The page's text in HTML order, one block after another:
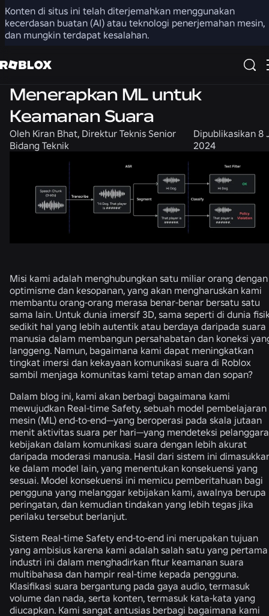
Konten di situs ini telah diterjemahkan menggunakan
kecerdasan buatan (AI) atau teknologi penerjemahan mesin,
dan mungkin terdapat kesalahan.
Bagikan
Menerapkan ML untuk
Keamanan Suara
Oleh Kiran Bhat, Direktur Teknis Senior
Bidang Teknik
Dipublikasikan 8
2024
Misi kami adalah menghubungkan satu miliar orang dengan
optimisme dan kesopanan, yang akan mengharuskan kami
membantu orang-orang merasa benar-benar bersatu satu
sama lain. Untuk dunia imersif 3D, sama seperti di dunia
sedikit hal yang lebih autentik atau berdaya daripada suara
manusia dalam membangun persahabatan dan koneksi
langgeng. Namun, bagaimana kami dapat meningkatkan
tingkat imersi dan kekayaan komunikasi suara di Roblox
sambil menjaga komunitas kami tetap aman dan sopan?
Dalam blog ini, kami akan berbagi bagaimana kami
mewujudkan Real-time Safety, sebuah model pembelajaran
mesin (ML) end-to-end—yang beroperasi pada skala jutaan
menit aktivitas suara per hari—yang mendeteksi
kebijakan dalam komunikasi suara dengan lebih akurat
daripada moderasi manusia. Hasil dari sistem ini
ke dalam model lain, yang menentukan konsekuensi yang
sesuai. Model konsekuensi ini memicu pemberitahuan bagi
pengguna yang melanggar kebijakan kami, awalnya berupa
peringatan, dan kemudian tindakan yang lebih tegas jika
perilaku tersebut berlanjut.
Sistem Real-time Safety end-to-end ini merupakan tujuan
yang ambisius karena kami adalah salah satu yang
industri ini dalam menghadirkan fitur keamanan suara
multibahasa dan hampir real-time kepada pengguna.
Klasifikasi suara bergantung pada gaya audio, termasuk
volume dan nada, serta konten, termasuk kata-kata yang
diucapkan. Kami sangat antusias berbagi bagaimana kami